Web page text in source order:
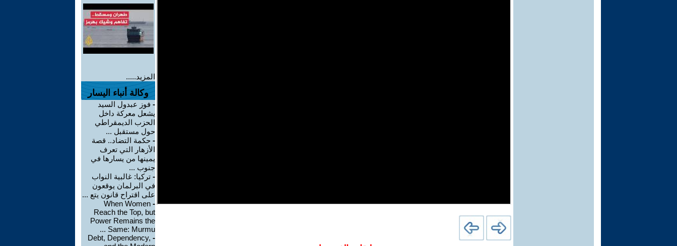
المزيد.....
وكالة أنباء اليسار
- فوز عبدول السيد
يشعل معركة داخل
الحزب الديمقراطي
حول مستقبل ...
- حكمة التضاد.. قصة
الأزهار التي تعرف
يمينها من يسارها في
جنوب ...
- تركيا: غالبية النواب
في البرلمان يوقعون
على اقتراح قانون يتع ...
-
When Women
Reach the Top, but
Power Remains the
Same: Murmu ...
-
Debt, Dependency,